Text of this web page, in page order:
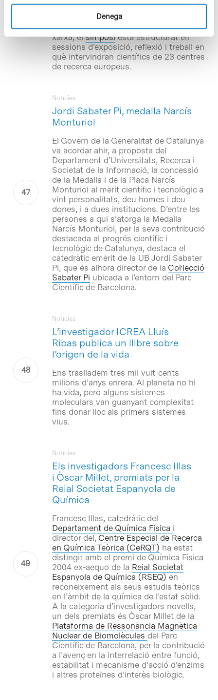
Denega
d’excel·lència europeaNano2Life.
Organitzat pel Parc Científic de
Barcelona (PCB) com a membre de la
xarxa, elsimposiestà estructurat en
sessions d’exposició, reflexió i treball en
què intervindran científics de 23 centres
de recerca europeus.
Jordi Sabater Pi, medalla Narcís
Monturiol
Notícies
El Govern de la Generalitat de Catalunya
va acordar ahir, a proposta del
Departament d’Universitats, Recerca i
Societat de la Informació, la concessió
de la Medalla i de la Placa Narcís
Monturiol al mèrit científic i tecnològic a
vint personalitats, deu homes i deu
dones, i a dues institucions. D’entre les
persones a qui s’atorga la Medalla
Narcís Monturiol, per la seva contribució
destacada al progrés científic i
tecnològic de Catalunya, destaca el
catedràtic emèrit de la UB Jordi Sabater
Pi, que és alhora director de la Col·lecció
Sabater Pi ubicada a l’entorn del Parc
Científic de Barcelona.
L’investigador ICREA Lluís
Ribas publica un llibre sobre
l’origen de la vida
Notícies
Ens traslladem tres mil vuit-cents
milions d’anys enrera. Al planeta no hi
ha vida, però alguns sistemes
moleculars van guanyant complexitat
fins donar lloc als primers sistemes
vius.
Els investigadors Francesc Illas
i Òscar Millet, premiats per la
Reial Societat Espanyola de
Química
Notícies
Francesc Illas, catedràtic del
Departament de Química Física i
director del, Centre Especial de Recerca
en Química Teòrica (CeRQT) ha estat
distingit amb el premi de Química Física
2004 ex-aequo de la Reial Societat
Espanyola de Química (RSEQ) en
reconeixement als seus estudis teòrics
en l’àmbit de la química de l’estat sòlid.
A la categoria d’investigadors novells,
un dels premiats és Òscar Millet de la
Plataforma de Ressonància Magnètica
Nuclear de Biomolècules del Parc
Científic de Barcelona, per la contribució
a l’avenç en la interrelació entre funció,
estabilitat i mecanisme d’acció d’enzims
i altres proteïnes d’interès biològic.